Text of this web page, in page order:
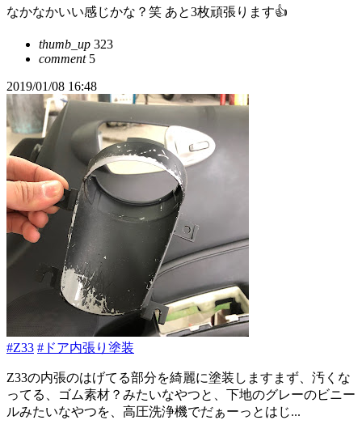
なかなかいい感じかな？笑 あと3枚頑張ります👍
thumb_up 323
comment5
2019/01/08 16:48
#Z33 #ドア内張り塗装
Z33の内張のはげてる部分を綺麗に塗装しますまず、汚くな
ってる、ゴム素材？みたいなやつと、下地のグレーのビニー
ルみたいなやつを、高圧洗浄機でだぁーっとはじ...